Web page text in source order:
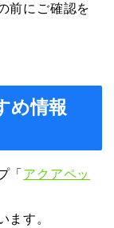
前にご確認を
め情報
「 アクアペッ
ます。